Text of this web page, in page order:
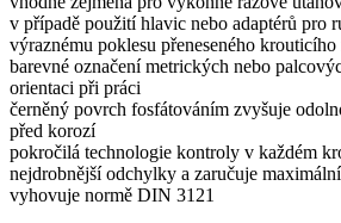
v případě použití hlavic nebo adaptérů pro
výraznému poklesu přeneseného krouticího
barevné označení metrických nebo
orientaci při práci
černěný povrch fosfátováním zvyšuje
před korozí
pokročilá technologie kontroly v každém
nejdrobnější odchylky a zaručuje
vyhovuje normě DIN 3121